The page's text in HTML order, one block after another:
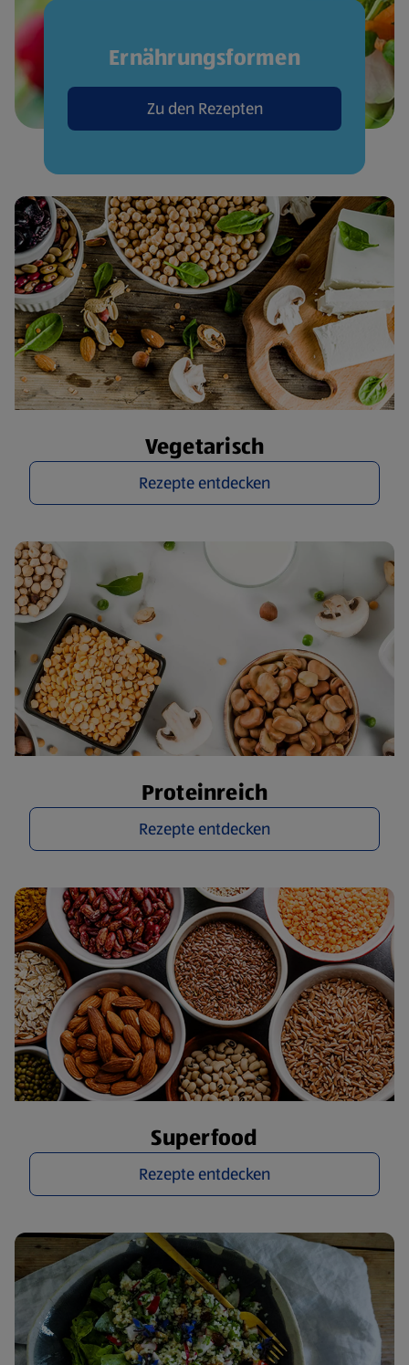
Ernährungsformen
Zu den Rezepten
Vegetarisch
Rezepte entdecken
Proteinreich
Rezepte entdecken
Superfood
Rezepte entdecken